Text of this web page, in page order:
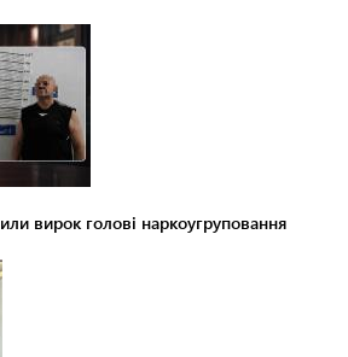
вирок голові наркоугруповання